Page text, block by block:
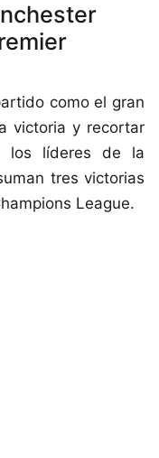
como el gran
victoria y recortar
los líderes de la
tres victorias
League.